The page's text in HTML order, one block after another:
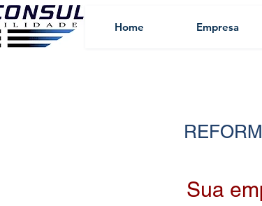
Home Empresa
Sua